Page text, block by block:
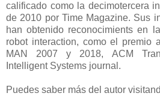
calificado como la decimotercera
de 2010 por Time Magazine. Sus
han obtenido reconocimients en
robot interaction, como el premio
MAN 2007 y 2018, ACM
Intelligent Systems journal.
Puedes saber más del autor